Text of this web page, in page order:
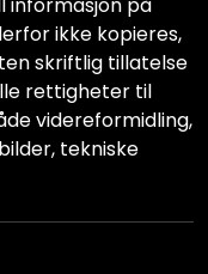
ikke kopieres,
skriftlig tillatelse
rettigheter til
videreformidling,
tekniske